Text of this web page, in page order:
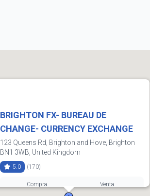
BRIGHTON FX- BUREAU DE
CHANGE- CURRENCY EXCHANGE
123 Queens Rd, Brighton and Hove, Brighton
BN1 3WB, United Kingdom
5.0 (170)
Compra Venta